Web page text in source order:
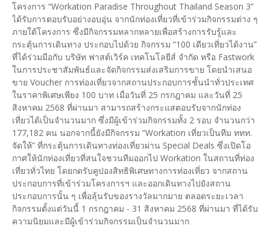
โครงการ “Workation Paradise Throughout Thailand Season 3”
ได้รับการตอบรับอย่างอบอุ่น จากนักท่องเที่ยวที่เข้าร่วมกิจกรรมต่าง ๆ
ภายใต้โครงการ ซึ่งมีกิจกรรมหลากหลายเพื่อสร้างการรับรู้และ
กระตุ้นการเดินทาง ประกอบไปด้วย กิจกรรม “100 เดียวเที่ยวได้งาน”
ที่ได้ร่วมมือกับ บริษัท ฟาสต์เวิร์ค เทคโนโลยีส์ จำกัด หรือ Fastwork
ในการประชาสัมพันธ์และจัดกิจกรรมส่งเสริมการขาย โดยนำเสนอ
ขาย Voucher การท่องเที่ยวจากสถานประกอบการชั้นนำทั่วประเทศ
ในราคาพิเศษเพียง 100 บาท เมื่อวันที่ 25 กรกฎาคม และวันที่ 25
สิงหาคม 2568 ที่ผ่านมา สามารถสร้างกระแสตอบรับจากนักท่อง
เที่ยวได้เป็นจำนวนมาก ซึ่งมีผู้เข้าร่วมกิจกรรมทั้ง 2 รอบ จำนวนกว่า
177,182 คน นอกจากนี้ยังมีกิจกรรม “Workation เที่ยวเป็นทีม ททท.
จัดให้” ที่กระตุ้นการเดินทางท่องเที่ยวผ่าน Special Deals ซึ่งเปิดโอ
กาศให้นักท่องเที่ยวที่สนใจชวนทีมออกไป Workation ในสถานที่ท่อง
เที่ยวทั่วไทย โดยกดรับคูปองสิทธิพิเศษทางการท่องเที่ยว จากสถาน
ประกอบการที่เข้าร่วมโครงการฯ และออกเดินทางไปยังสถาน
ประกอบการนั้น ๆ เพื่อลุ้นรับของรางวัลมากมาย ตลอดระยะเวลา
กิจกรรมตั้งแต่วันนี้ 1 กรกฎาคม - 31 สิงหาคม 2568 ที่ผ่านมา ที่ได้รับ
ความนิยมและมีผู้เข้าร่วมกิจกรรมเป็นจำนวนมาก